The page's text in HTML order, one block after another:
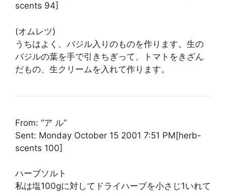
scents 94]
(オムレツ)
うちはよく、バジル入りのものを作ります。生の
バジルの葉を手で引きちぎって、トマトをきざん
だもの、生クリームを入れて作ります。
From: “ア ル”
Sent: Monday October 15 2001 7:51 PM[herb-
scents 100]
ハーブソルト
私は塩100gに対してドライハーブを小さじ1いれて